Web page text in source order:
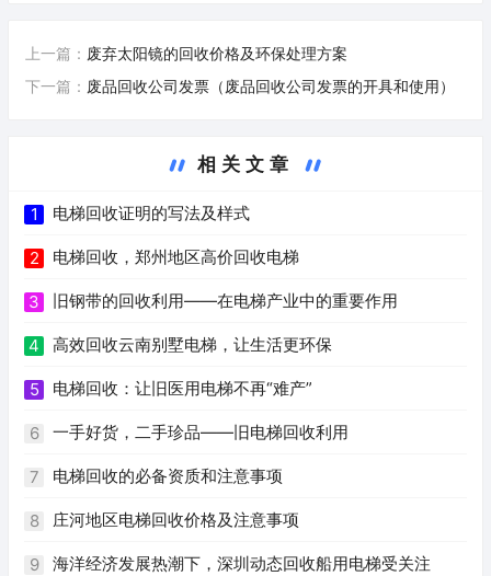
上一篇： 废弃太阳镜的回收价格及环保处理方案
下一篇： 废品回收公司发票（废品回收公司发票的开具和使用）
相关文章
1 电梯回收证明的写法及样式
2 电梯回收，郑州地区高价回收电梯
3 旧钢带的回收利用——在电梯产业中的重要作用
4 高效回收云南别墅电梯，让生活更环保
5 电梯回收：让旧医用电梯不再“难产”
6 一手好货，二手珍品——旧电梯回收利用
7 电梯回收的必备资质和注意事项
8 庄河地区电梯回收价格及注意事项
9 海洋经济发展热潮下，深圳动态回收船用电梯受关注